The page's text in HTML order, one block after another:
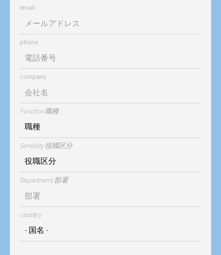
email
phone
company
Function 職種
Seniority 役職区分
Department 部署
country